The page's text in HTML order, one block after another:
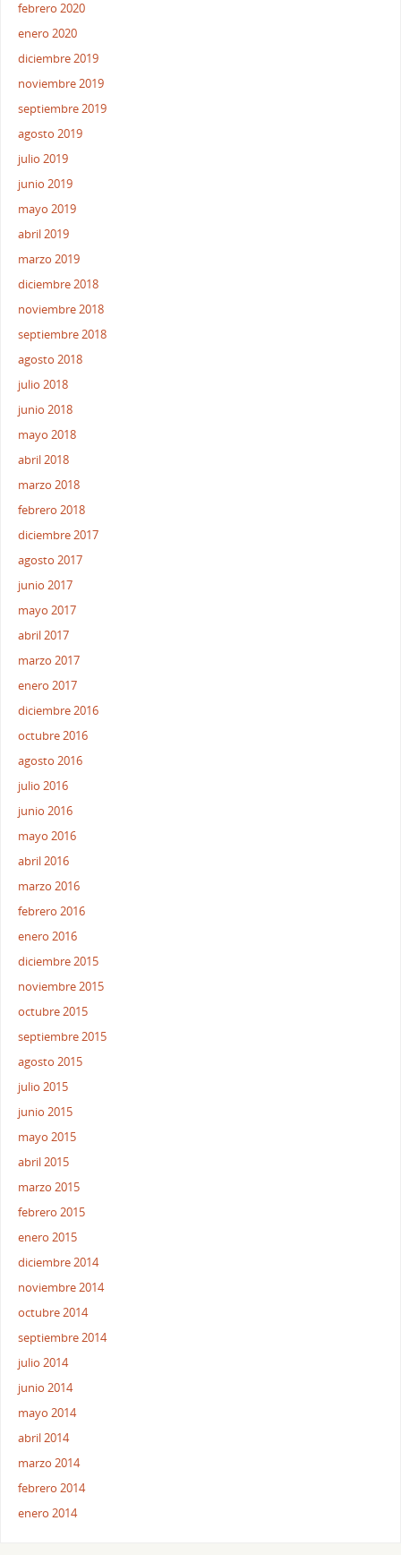
febrero 2020
enero 2020
diciembre 2019
noviembre 2019
septiembre 2019
agosto 2019
julio 2019
junio 2019
mayo 2019
abril 2019
marzo 2019
diciembre 2018
noviembre 2018
septiembre 2018
agosto 2018
julio 2018
junio 2018
mayo 2018
abril 2018
marzo 2018
febrero 2018
diciembre 2017
agosto 2017
junio 2017
mayo 2017
abril 2017
marzo 2017
enero 2017
diciembre 2016
octubre 2016
agosto 2016
julio 2016
junio 2016
mayo 2016
abril 2016
marzo 2016
febrero 2016
enero 2016
diciembre 2015
noviembre 2015
octubre 2015
septiembre 2015
agosto 2015
julio 2015
junio 2015
mayo 2015
abril 2015
marzo 2015
febrero 2015
enero 2015
diciembre 2014
noviembre 2014
octubre 2014
septiembre 2014
julio 2014
junio 2014
mayo 2014
abril 2014
marzo 2014
febrero 2014
enero 2014